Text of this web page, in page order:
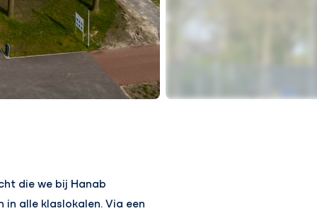
die we bij Hanab
alle klaslokalen. Via een